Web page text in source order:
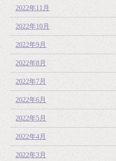
2022年11月
2022年10月
2022年9月
2022年8月
2022年7月
2022年6月
2022年5月
2022年4月
2022年3月